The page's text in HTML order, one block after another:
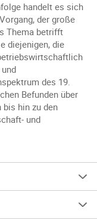
handelt es sich
der große
Thema betrifft
diejenigen, die
des 19.
Befunden über
hin zu den
und